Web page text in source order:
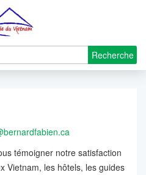
Recherche
témoigner notre satisfaction
Vietnam, les hôtels, les guides